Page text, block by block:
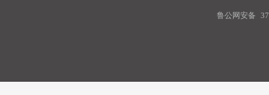
鲁公网安备